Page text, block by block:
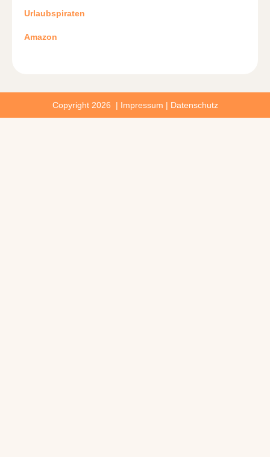
Urlaubspiraten
Amazon
Copyright 2026 | Impressum | Datenschutz